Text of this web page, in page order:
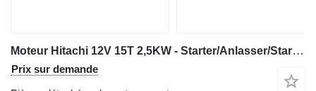
Moteur Hitachi 12V 15T 2,5KW - Starter/Anlasser/Startmotor
Prix sur demande